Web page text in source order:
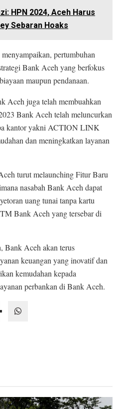
HPN 2024, Aceh Harus
Sebaran Hoaks
pertumbuhan
Bank Aceh yang berfokus
maupun pendanaan.
Aceh juga telah membuahkan
Bank Aceh telah meluncurkan
kantor yakni ACTION LINK
dan meningkatkan layanan
turut melaunching Fitur Baru
nasabah Bank Aceh dapat
uang tunai tanpa kartu
Bank Aceh yang tersebar di
Bank Aceh akan terus
keuangan yang inovatif dan
kemudahan kepada
perbankan di Bank Aceh.